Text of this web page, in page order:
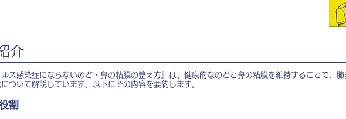
介
ルス感染症にならないのど・鼻の粘膜の整え方』は、健康的なのどと鼻の粘膜を維持することで、
ついて解説しています。以下にその内容を要約します。
割